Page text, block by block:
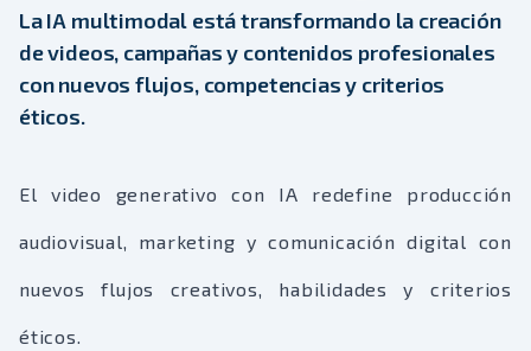
La IA multimodal está transformando la creación
de videos, campañas y contenidos profesionales
con nuevos flujos, competencias y criterios
éticos.
El video generativo con IA redefine producción
audiovisual, marketing y comunicación digital con
nuevos flujos creativos, habilidades y criterios
éticos.